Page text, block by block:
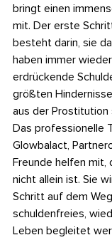
bringt einen
mit. Der erste
besteht darin, sie
haben immer
erdrückende
größten
aus der Prostitution
Das professionelle
Glowbalact,
Freunde helfen mit,
nicht allein ist. Sie
Schritt auf dem
schuldenfreies,
Leben begleitet